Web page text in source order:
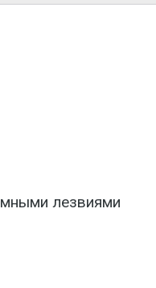
лезвиями